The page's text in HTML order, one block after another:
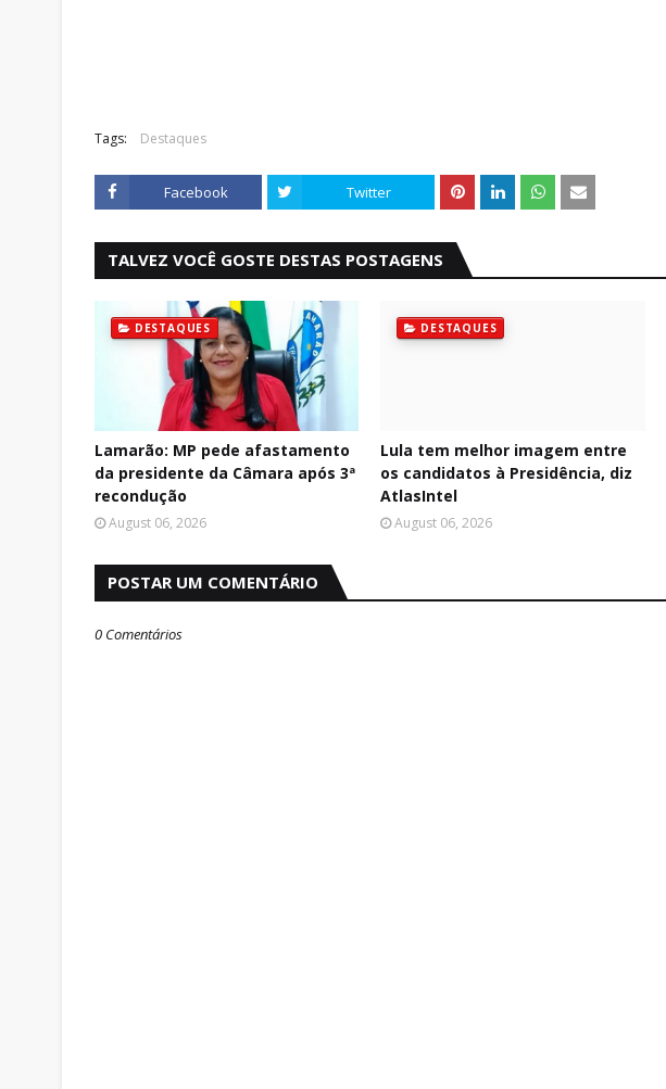
Tags: Destaques
Facebook Twitter
TALVEZ VOCÊ GOSTE DESTAS POSTAGENS
DESTAQUES
Lamarão: MP pede afastamento
da presidente da Câmara após 3ª
recondução
August 06, 2026
DESTAQUES
Lula tem melhor imagem entre
os candidatos à Presidência, diz
AtlasIntel
August 06, 2026
POSTAR UM COMENTÁRIO
0 Comentários